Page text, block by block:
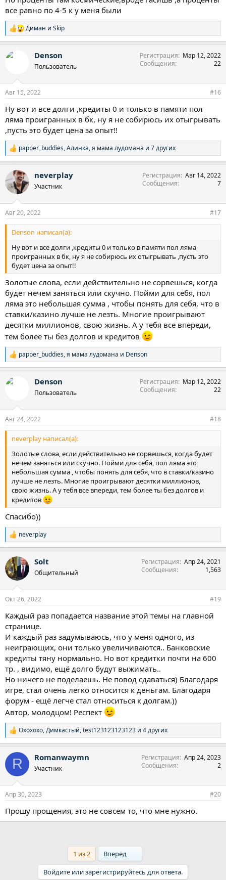
все равно по 4-5 к у меня были
Р
е
к
Диман и Skip
Denson
Пользователь
Регистрация
Мар 12, 2022
Сообщения
22
Авг 15, 2022 #16
Ну вот и все долги ,кредиты 0 и только в памяти пол
ляма проигранных в бк, ну я не собирюсь их отыгрывать
,пусть это будет цена за опыт!!
Р
е
к
ц
и
papper_buddies,Алинка,я мама лудомана и 7 других
neverplay
Участник
Регистрация Авг 14, 2022
Сообщения
7
Авг 20, 2022 #17
Denson написал(а):
Ну вот и все долги ,кредиты 0 и только в памяти пол ляма
проигранных в бк, ну я не собирюсь их отыгрывать ,пусть это
будет цена за опыт!!
Золотые слова, если действительно не сорвешься, когда
будет нечем заняться или скучно. Пойми для себя, пол
ляма это небольшая сумма , чтобы понять для себя, что в
ставки/казино лучше не лезть. Многие проигрывают
десятки миллионов, свою жизнь. А у тебя все впереди,
тем более ты без долгов и кредитов
Р
е
к
papper_buddies,я мама лудомана и Denson
Denson
Пользователь
Регистрация
Мар 12, 2022
Сообщения
22
Авг 24, 2022 #18
neverplay написал(а):
Золотые слова, если действительно не сорвешься, когда будет
нечем заняться или скучно. Пойми для себя, пол ляма это
небольшая сумма , чтобы понять для себя, что в ставки/казино
лучше не лезть. Многие проигрывают десятки миллионов,
свою жизнь. А у тебя все впереди, тем более ты без долгов и
кредитов
Спасибо))
Р
е
к
ц
и
neverplay
Solt
Общительный
Регистрация Апр 24, 2021
Сообщения
1,563
Окт 26, 2022 #19
Каждый раз попадается название этой темы на главной
странице.
И каждый раз задумываюсь, что у меня одного, из
неиграющих, они только увеличиваются.. Банковские
кредиты тяну нормально. Но вот кредитки почти на 600
тр. , видимо, ещë долго будут выжимать..
Но ничего не поделаешь. Не повод сдаваться) Благодаря
игре, стал очень легко относится к деньгам. Благодаря
форум - ещë легче стал относиться к долгам.))
Автор, молодцом! Респект
Р
е
к
и
Охохохо,Димкастый,test123123123123 и 4 других
R Romanwaymn
Участник
Регистрация Апр 24, 2023
Сообщения
2
Апр 30, 2023 #20
Прошу прощения, это не совсем то, что мне нужно.
1 из 2 Вперёд
Войдите или зарегистрируйтесь для ответа.